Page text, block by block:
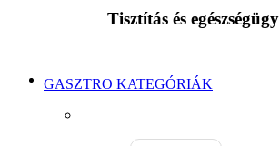
Tisztítás és egészségügy
GASZTRO KATEGÓRIÁK